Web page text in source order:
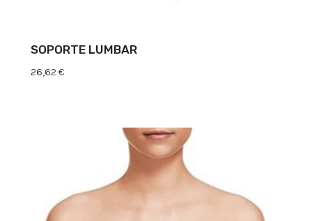
SOPORTE LUMBAR
26,62 €